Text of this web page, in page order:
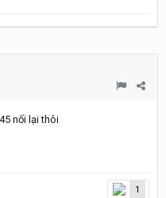
nối lại thôi
1